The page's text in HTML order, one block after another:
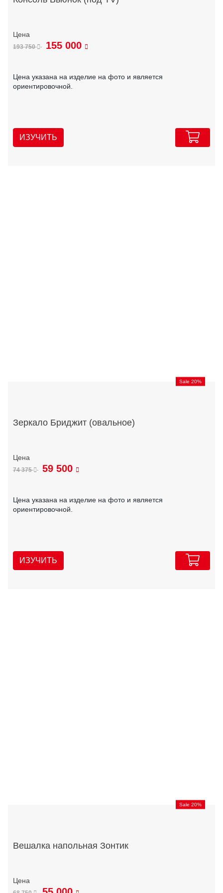
193 750 155 000
Цена указана на изделие на фото и является
ориентировочной.
ИЗУЧИТЬ
Sale 20%
Зеркало Бриджит (овальное)
74 375 59 500
Цена указана на изделие на фото и является
ориентировочной.
ИЗУЧИТЬ
Sale 20%
Вешалка напольная Зонтик